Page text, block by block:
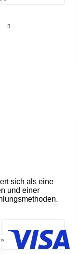
sich als eine
und einer